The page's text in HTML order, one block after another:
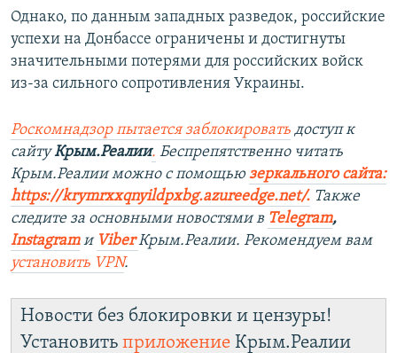
Однако, по данным западных разведок, российские
успехи на Донбассе ограничены и достигнуты
значительными потерями для российских войск
из-за сильного сопротивления Украины.
Роскомнадзор пытается заблокировать доступ к
сайтуКрым.Реалии. Беспрепятственно читать
Крым.Реалии можно с помощью зеркального сайта:
https://krymrxxqnyildpxbg.azureedge.net/. Также
следите за основными новостями в Telegram,
Instagramи ViberКрым.Реалии. Рекомендуем вам
установить VPN.
Новости без блокировки и цензуры!
Установить приложение Крым.Реалии